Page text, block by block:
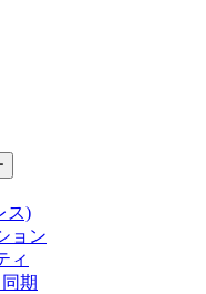
ス)
ョン
ィ
期